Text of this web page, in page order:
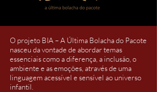
O projeto BIA – A Última Bolacha do Pacote
nasceu da vontade de abordar temas
essenciais como a diferença, a inclusão, o
ambiente e as emoções, através de uma
linguagem acessível e sensível ao universo
infantil.